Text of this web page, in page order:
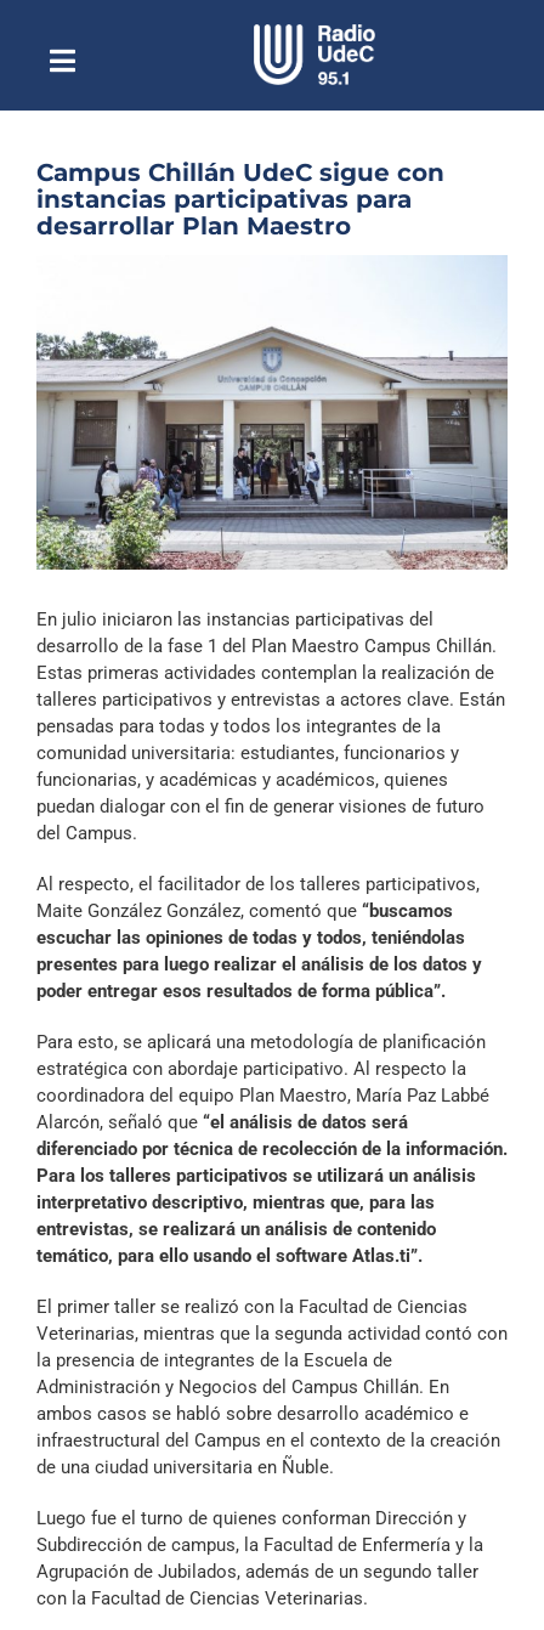
contenidoToggle
NavigationEscuchar Radio UdeC en vivo
Quiénes Somos
Programación
Reportajes
Columnas
Música Clásica
Especiales
Archivo Sonoro
Campus Chillán UdeC sigue con
instancias participativas para
desarrollar Plan Maestro
grande
En julio iniciaron las instancias participativas del
desarrollo de la fase 1 del Plan Maestro Campus Chillán.
Estas primeras actividades contemplan la realización de
talleres participativos y entrevistas a actores clave. Están
pensadas para todas y todos los integrantes de la
comunidad universitaria: estudiantes, funcionarios y
funcionarias, y académicas y académicos, quienes
puedan dialogar con el fin de generar visiones de futuro
del Campus.
Al respecto, el facilitador de los talleres participativos,
Maite González González, comentó que “buscamos
escuchar las opiniones de todas y todos, teniéndolas
presentes para luego realizar el análisis de los datos y
poder entregar esos resultados de forma pública”.
Para esto, se aplicará una metodología de planificación
estratégica con abordaje participativo. Al respecto la
coordinadora del equipo Plan Maestro, María Paz Labbé
Alarcón, señaló que “el análisis de datos será
diferenciado por técnica de recolección de la información.
Para los talleres participativos se utilizará un análisis
interpretativo descriptivo, mientras que, para las
entrevistas, se realizará un análisis de contenido
temático, para ello usando el software Atlas.ti”.
El primer taller se realizó con la Facultad de Ciencias
Veterinarias, mientras que la segunda actividad contó con
la presencia de integrantes de la Escuela de
Administración y Negocios del Campus Chillán. En
ambos casos se habló sobre desarrollo académico e
infraestructural del Campus en el contexto de la creación
de una ciudad universitaria en Ñuble.
Luego fue el turno de quienes conforman Dirección y
Subdirección de campus, la Facultad de Enfermería y la
Agrupación de Jubilados, además de un segundo taller
con la Facultad de Ciencias Veterinarias.